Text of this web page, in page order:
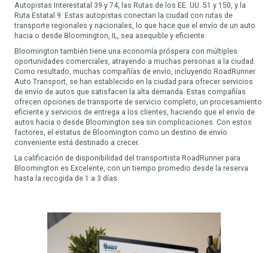
Autopistas Interestatal 39 y 74, las Rutas de los EE. UU. 51 y 150, y la
Ruta Estatal 9. Estas autopistas conectan la ciudad con rutas de
transporte regionales y nacionales, lo que hace que el envío de un auto
hacia o desde Bloomington, IL, sea asequible y eficiente.
Bloomington también tiene una economía próspera con múltiples
oportunidades comerciales, atrayendo a muchas personas a la ciudad.
Como resultado, muchas compañías de envío, incluyendo RoadRunner
Auto Transport, se han establecido en la ciudad para ofrecer servicios
de envío de autos que satisfacen la alta demanda. Estas compañías
ofrecen opciones de transporte de servicio completo, un procesamiento
eficiente y servicios de entrega a los clientes, haciendo que el envío de
autos hacia o desde Bloomington sea sin complicaciones. Con estos
factores, el estatus de Bloomington como un destino de envío
conveniente está destinado a crecer.
La calificación de disponibilidad del transportista RoadRunner para
Bloomington es Excelente, con un tiempo promedio desde la reserva
hasta la recogida de 1 a 3 días.